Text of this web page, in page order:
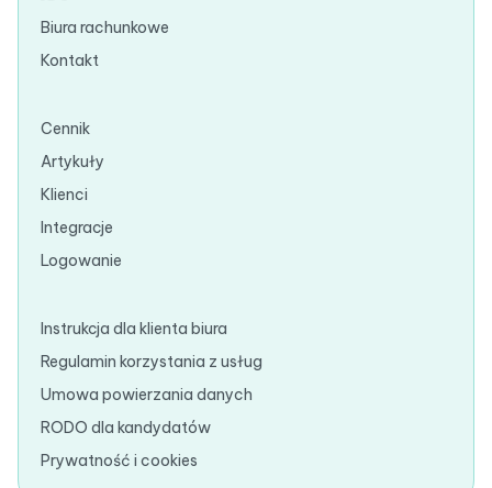
Biura rachunkowe
Kontakt
Cennik
Artykuły
Klienci
Integracje
Logowanie
Instrukcja dla klienta biura
Regulamin korzystania z usług
Umowa powierzania danych
RODO dla kandydatów
Prywatność i cookies